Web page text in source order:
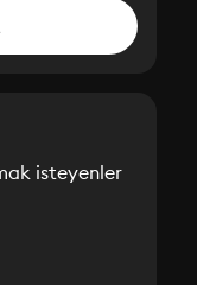
isteyenler